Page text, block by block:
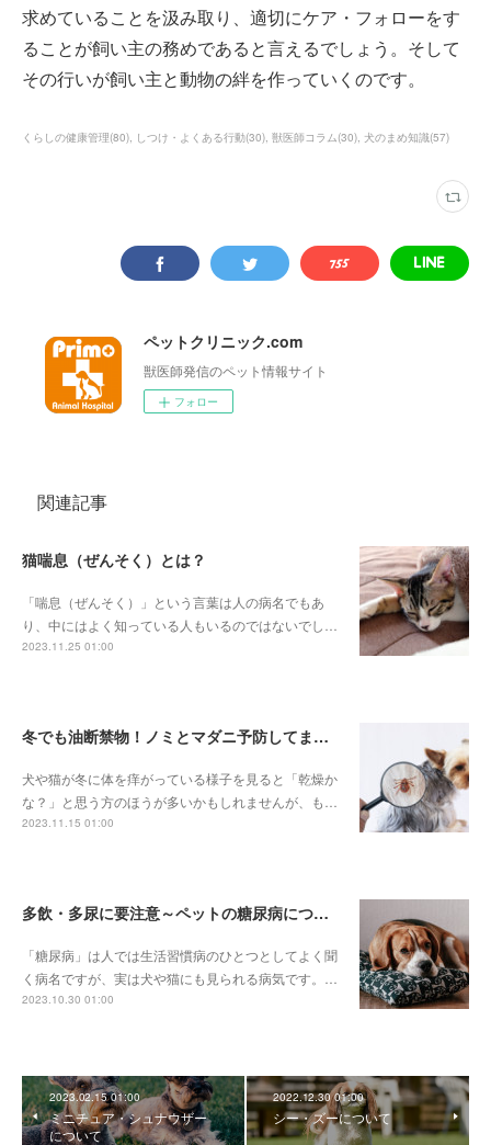
求めていることを汲み取り、適切にケア・フォローをす
ることが飼い主の務めであると言えるでしょう。そして
その行いが飼い主と動物の絆を作っていくのです。
くらしの健康管理(80) しつけ・よくある行動(30) 獣医師コラム(30) 犬のまめ知識(57)
ペットクリニック.com
獣医師発信のペット情報サイト
フォロー
関連記事
猫喘息（ぜんそく）とは？
「喘息（ぜんそく）」という言葉は人の病名でもあ
り、中にはよく知っている人もいるのではないでし…
2023.11.25 01:00
冬でも油断禁物！ノミとマダニ予防してますか？
犬や猫が冬に体を痒がっている様子を見ると「乾燥か
な？」と思う方のほうが多いかもしれませんが、も…
2023.11.15 01:00
多飲・多尿に要注意～ペットの糖尿病について～
「糖尿病」は人では生活習慣病のひとつとしてよく聞
く病名ですが、実は犬や猫にも見られる病気です。…
2023.10.30 01:00
2023.02.15 01:00
ミニチュア・シュナウザー
について
2022.12.30 01:00
シー・ズーについて